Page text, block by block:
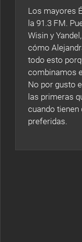
Los mayores
la 91.3 FM.
Wisin y
cómo
todo esto
combinamos
No por gusto
las primeras
cuando
preferidas.